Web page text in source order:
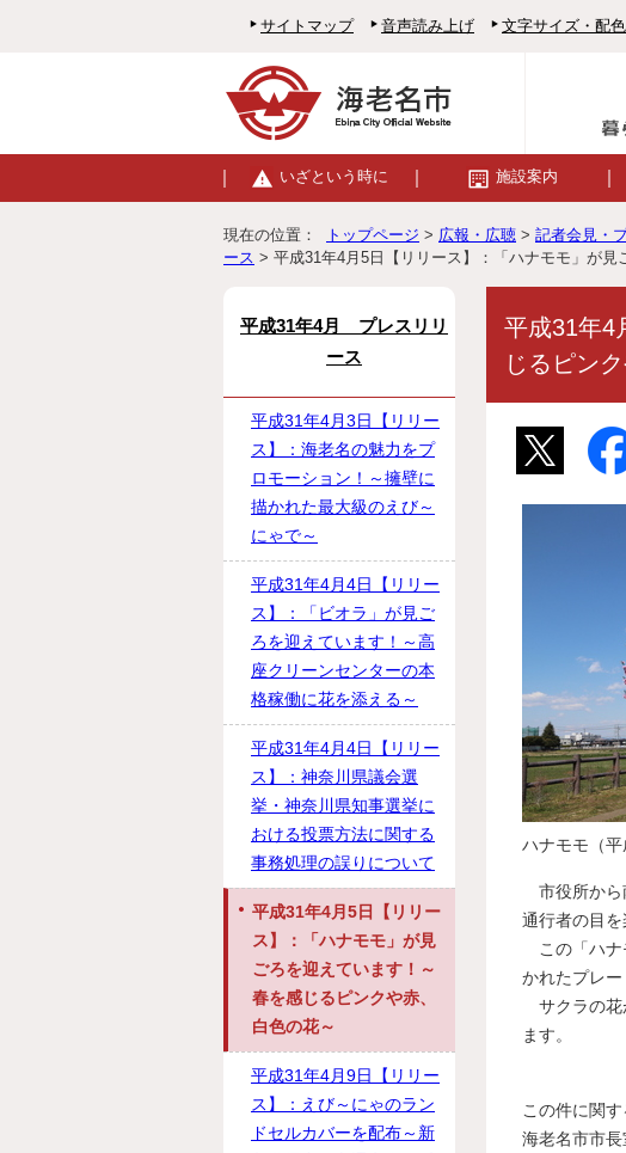
サイトマップ 音声読み上げ 文字サイズ・配
いざという時に 施設案内
現在の位置： トップページ > 広報・広聴 > 記者会見・
ース > 平成31年4月5日【リリース】：「ハナモモ」が
平成31年4
じるピン
ハナモモ（平
市役所から
通行者の目を
この「ハナ
かれたプレー
サクラの花
ます。
この件に関
海老名市市
平成31年4月 プレスリリ
ース
平成31年4月3日【リリー
ス】：海老名の魅力をプ
ロモーション！～擁壁に
描かれた最大級のえび～
にゃで～
平成31年4月4日【リリー
ス】：「ビオラ」が見ご
ろを迎えています！～高
座クリーンセンターの本
格稼働に花を添える～
平成31年4月4日【リリー
ス】：神奈川県議会選
挙・神奈川県知事選挙に
おける投票方法に関する
事務処理の誤りについて
平成31年4月5日【リリー
ス】：「ハナモモ」が見
ごろを迎えています！～
春を感じるピンクや赤、
白色の花～
平成31年4月9日【リリー
ス】：えび～にゃのラン
ドセルカバーを配布～新